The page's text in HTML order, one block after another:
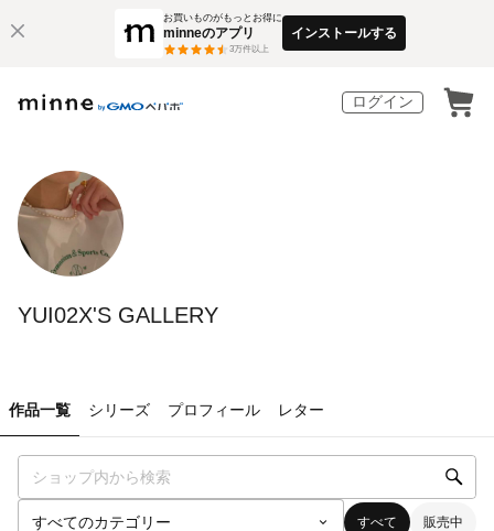
お買いものがもっとお得に
minneのアプリ
3万件以上
インストールする
ログイン
YUI02X'S GALLERY
作品一覧 シリーズ プロフィール レター
すべて 販売中